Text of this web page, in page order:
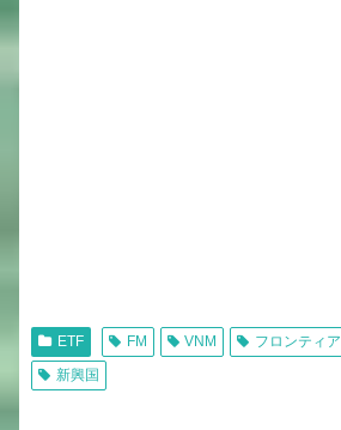
ETF FM VNM フロンティア
新興国